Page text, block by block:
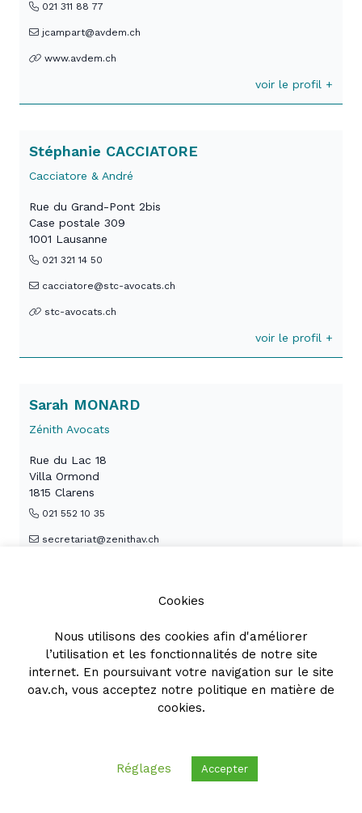
021 311 88 77
jcampart@avdem.ch
www.avdem.ch
voir le profil +
Stéphanie CACCIATORE
Cacciatore & André
Rue du Grand-Pont 2bis
Case postale 309
1001 Lausanne
021 321 14 50
cacciatore@stc-avocats.ch
stc-avocats.ch
voir le profil +
Sarah MONARD
Zénith Avocats
Rue du Lac 18
Villa Ormond
1815 Clarens
021 552 10 35
secretariat@zenithav.ch
Mima JANCEVSKI
Banic Stamenkovic-Avocats
Cookies
Nous utilisons des cookies afin d'améliorer
l’utilisation et les fonctionnalités de notre site
internet. En poursuivant votre navigation sur le site
oav.ch, vous acceptez notre politique en matière de
cookies.
Réglages Accepter